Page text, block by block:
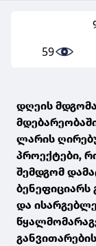
59
დღეის
ლარის
პროექტები,
შემდგომ
ბენეფიციარს
და